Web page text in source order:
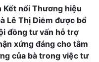
Kết nối Thương hiệu
Lê Thị Diễm được bổ
đồng tư vấn hỗ trợ
xứng đáng cho tâm
của bà trong việc tư